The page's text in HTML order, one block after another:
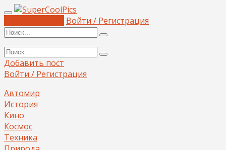
Войти / Регистрация
Добавить пост
Войти / Регистрация
Автомир
История
Кино
Космос
Техника